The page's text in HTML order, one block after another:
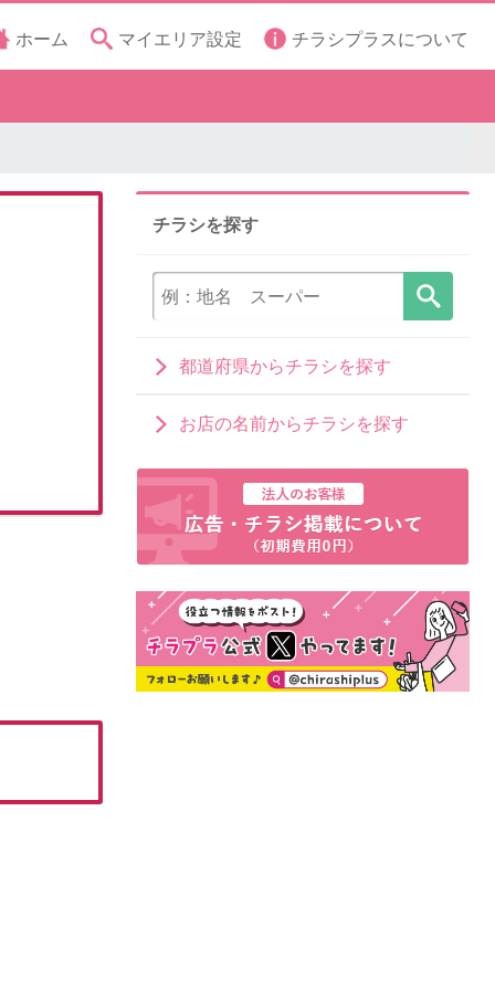
ホーム マイエリア設定 チラシプラスについて
チラシを探す
都道府県からチラシを探す
お店の名前からチラシを探す